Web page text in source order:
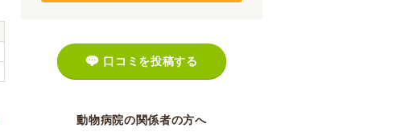
口コミを投稿する
動物病院の関係者の方へ